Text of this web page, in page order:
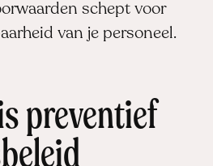
schept voor
van je personeel.
preventief